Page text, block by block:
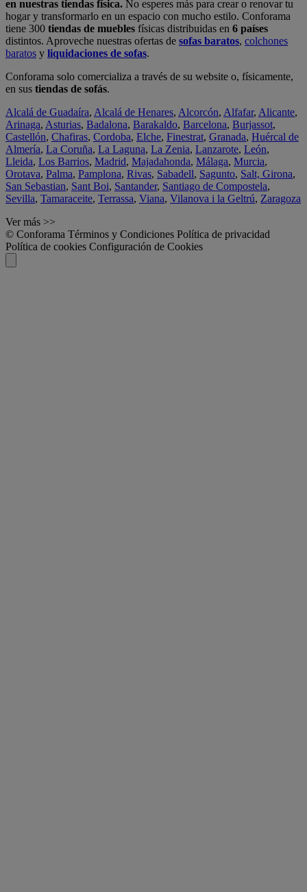
en nuestras tiendas física. No esperes más para crear o renovar tu
hogar y transformarlo en un espacio con mucho estilo. Conforama
tiene 300 tiendas de muebles físicas distribuidas en 6 países
distintos. Aproveche nuestras ofertas de sofas baratos, colchones
baratos y liquidaciones de sofas.
Conforama solo comercializa a través de su website o, físicamente,
en sus tiendas de sofás.
Alcalá de Guadaíra, Alcalá de Henares, Alcorcón, Alfafar, Alicante,
Arinaga, Asturias, Badalona, Barakaldo, Barcelona, Burjassot,
Castellón, Chafiras, Cordoba, Elche, Finestrat, Granada, Huércal de
Almería, La Coruña, La Laguna, La Zenia, Lanzarote, León,
Lleida, Los Barrios, Madrid, Majadahonda, Málaga, Murcia,
Orotava, Palma, Pamplona, Rivas, Sabadell, Sagunto, Salt, Girona,
San Sebastian, Sant Boi, Santander, Santiago de Compostela,
Sevilla, Tamaraceite, Terrassa, Viana, Vilanova i la Geltrú, Zaragoza
Ver más >>
© Conforama Términos y Condiciones Política de privacidad
Política de cookies Configuración de Cookies